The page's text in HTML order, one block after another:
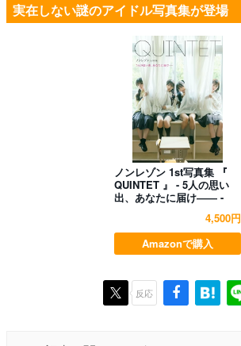
実在しない謎のアイドル写真集が登場
ノンレゾン 1st写真集 『
QUINTET 』 - 5人の思い
出、あなたに届け―― -
4,500円
Amazonで購入
反応